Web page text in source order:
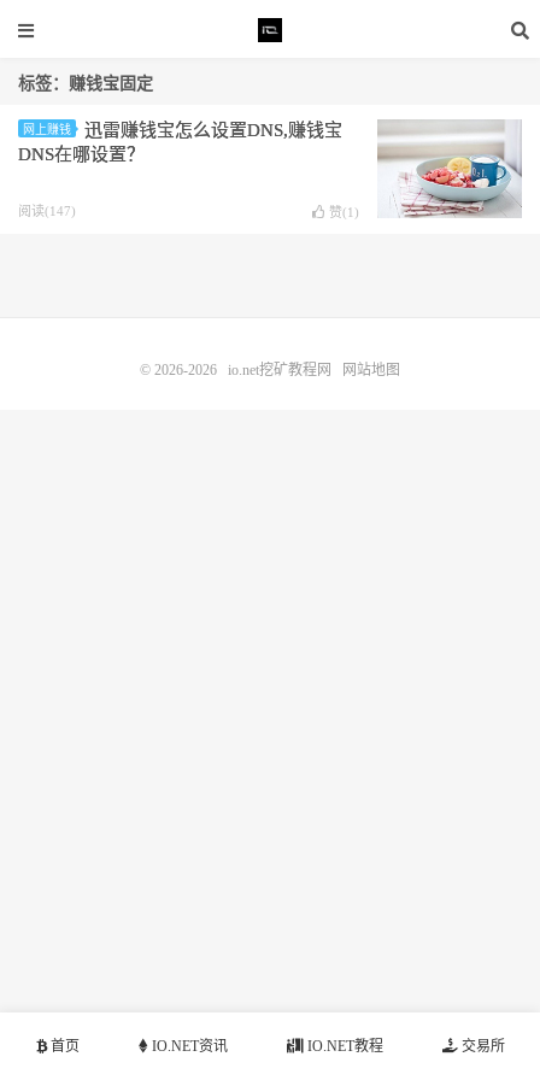
标签：赚钱宝固定
网上赚钱
迅雷赚钱宝怎么设置DNS,赚钱宝
DNS在哪设置？
阅读(147) 赞(1 )
首页 IO.NET资讯 IO.NET教程 交易所
© 2026-2026 io.net挖矿教程网 网站地图